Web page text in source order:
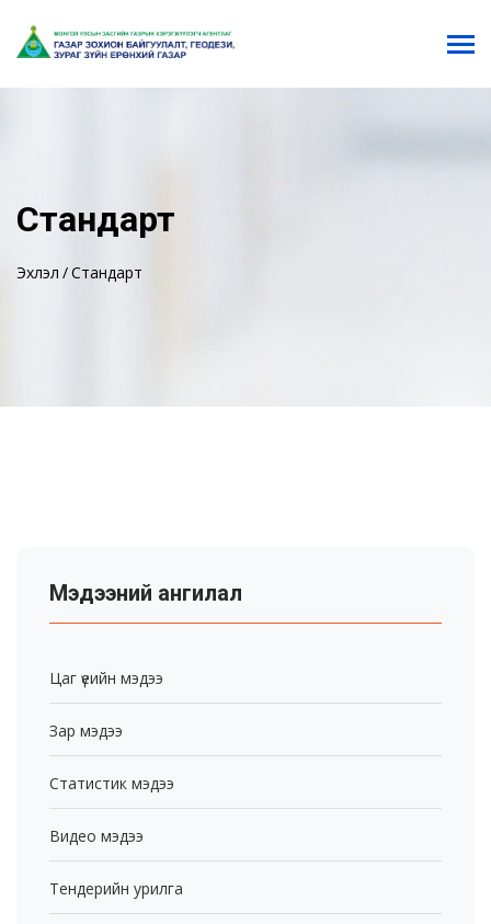
Стандарт
Эхлэл Стандарт
Мэдээний ангилал
Цаг үеийн мэдээ
Зар мэдээ
Статистик мэдээ
Видео мэдээ
Тендерийн урилга